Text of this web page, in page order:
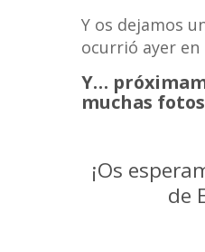
Y os dejamos
ocurrió ayer en
Y…
muchas
¡Os
de